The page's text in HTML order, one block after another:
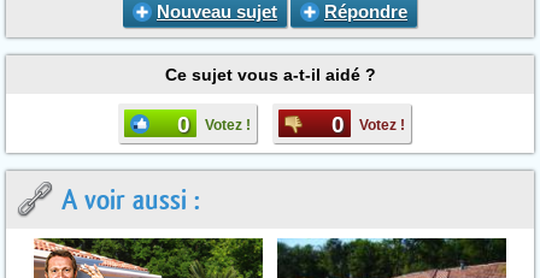
Nouveau sujet Répondre
Ce sujet vous a-t-il aidé ?
0 Votez ! 0 Votez !
A voir aussi :